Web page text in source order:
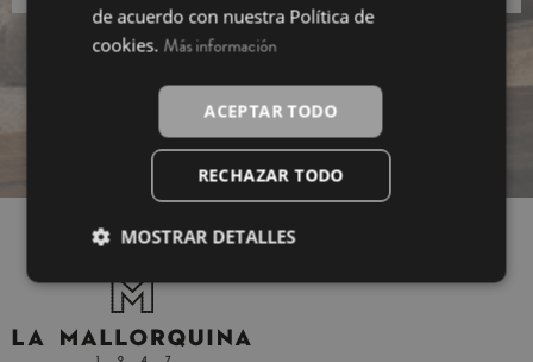
de acuerdo con nuestra Política de
cookies. Más información
ACEPTAR TODO
RECHAZAR TODO
MOSTRAR DETALLES